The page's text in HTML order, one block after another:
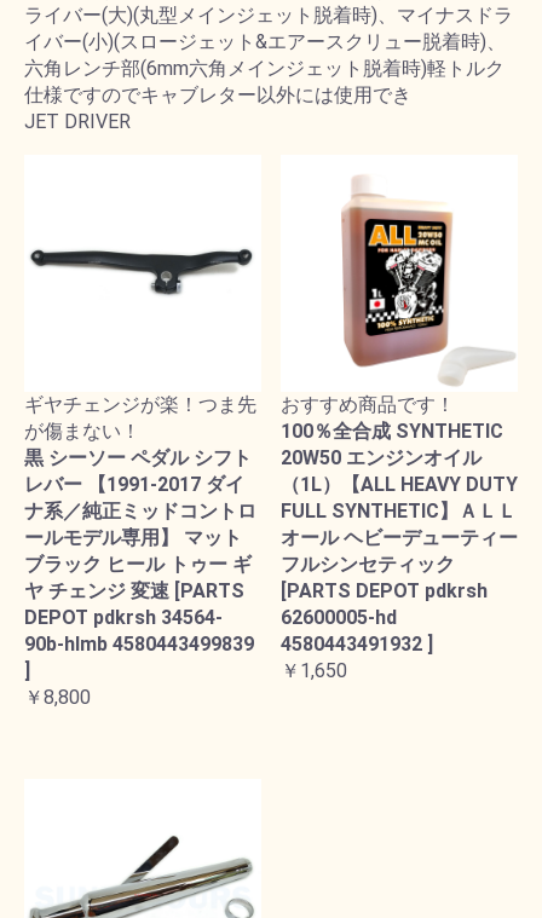
ライバー(大)(丸型メインジェット脱着時)、マイナスドラ
イバー(小)(スロージェット&エアースクリュー脱着時)、
六角レンチ部(6mm六角メインジェット脱着時)軽トルク
仕様ですのでキャブレター以外には使用でき
JET DRIVER
ギヤチェンジが楽！つま先
が傷まない！
黒 シーソー ペダル シフト
レバー 【1991-2017 ダイ
ナ系／純正ミッドコントロ
ールモデル専用】 マット
ブラック ヒール トゥー ギ
ヤ チェンジ 変速 [PARTS
DEPOT pdkrsh 34564-
90b-hlmb 4580443499839
￥8,800
おすすめ商品です！
100％全合成 SYNTHETIC
20W50 エンジンオイル
（1L）【ALL HEAVY DUTY
FULL SYNTHETIC】ＡＬＬ
オール ヘビーデューティー
フルシンセティック
[PARTS DEPOT pdkrsh
62600005-hd
4580443491932 ]
￥1,650